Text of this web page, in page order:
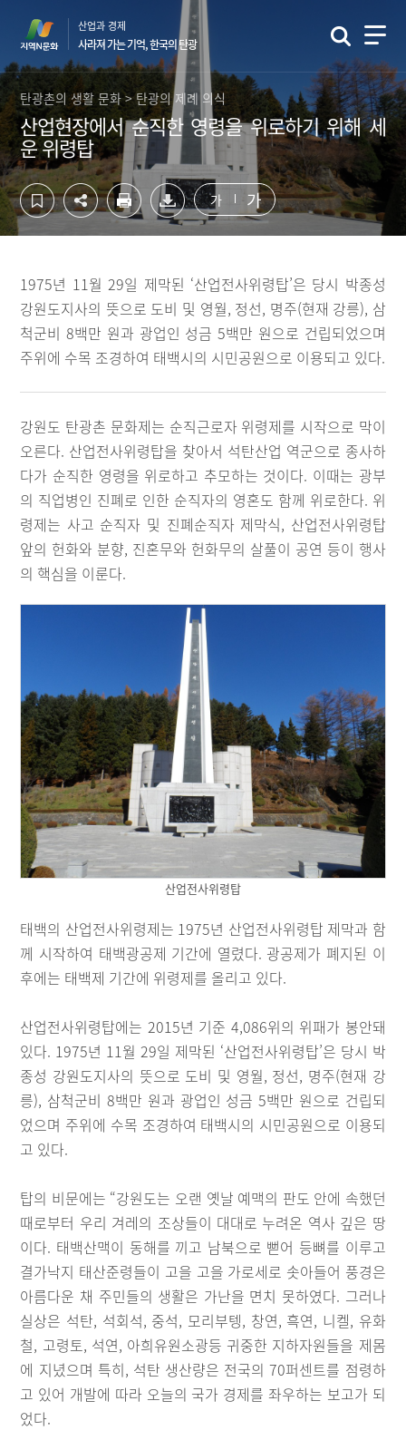
영
역
바
로
가
기
역
바
로
가
기
산업과 경제
사라져 가는 기억, 한국의 탄광
탄광촌의 생활 문화 > 탄광의 제례 의식
산업현장에서 순직한 영령을 위로하기 위해 세
운 위령탑
가 가
1975년 11월 29일 제막된 ‘산업전사위령탑’은 당시 박종성
강원도지사의 뜻으로 도비 및 영월, 정선, 명주(현재 강릉), 삼
척군비 8백만 원과 광업인 성금 5백만 원으로 건립되었으며
주위에 수목 조경하여 태백시의 시민공원으로 이용되고 있다.
강원도 탄광촌 문화제는 순직근로자 위령제를 시작으로 막이
오른다. 산업전사위령탑을 찾아서 석탄산업 역군으로 종사하
다가 순직한 영령을 위로하고 추모하는 것이다. 이때는 광부
의 직업병인 진폐로 인한 순직자의 영혼도 함께 위로한다. 위
령제는 사고 순직자 및 진폐순직자 제막식, 산업전사위령탑
앞의 헌화와 분향, 진혼무와 헌화무의 살풀이 공연 등이 행사
의 핵심을 이룬다.
산업전사위령탑
태백의 산업전사위령제는 1975년 산업전사위령탑 제막과 함
께 시작하여 태백광공제 기간에 열렸다. 광공제가 폐지된 이
후에는 태백제 기간에 위령제를 올리고 있다.
산업전사위령탑에는 2015년 기준 4,086위의 위패가 봉안돼
있다. 1975년 11월 29일 제막된 ‘산업전사위령탑’은 당시 박
종성 강원도지사의 뜻으로 도비 및 영월, 정선, 명주(현재 강
릉), 삼척군비 8백만 원과 광업인 성금 5백만 원으로 건립되
었으며 주위에 수목 조경하여 태백시의 시민공원으로 이용되
고 있다.
탑의 비문에는 “강원도는 오랜 옛날 예맥의 판도 안에 속했던
때로부터 우리 겨레의 조상들이 대대로 누려온 역사 깊은 땅
이다. 태백산맥이 동해를 끼고 남북으로 뻗어 등뼈를 이루고
결가낙지 태산준령들이 고을 고을 가로세로 솟아들어 풍경은
아름다운 채 주민들의 생활은 가난을 면치 못하였다. 그러나
실상은 석탄, 석회석, 중석, 모리부텡, 창연, 흑연, 니켈, 유화
철, 고령토, 석연, 아희유원소광등 귀중한 지하자원들을 제몸
에 지녔으며 특히, 석탄 생산량은 전국의 70퍼센트를 점령하
고 있어 개발에 따라 오늘의 국가 경제를 좌우하는 보고가 되
었다.